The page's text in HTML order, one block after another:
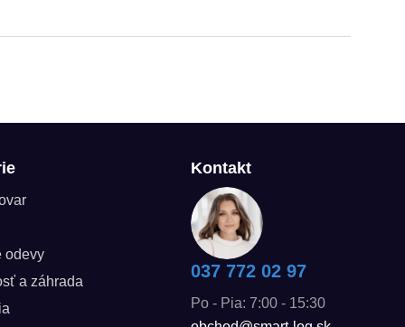
odevy
a záhrada
Kontakt
037 772 02 97
Po - Pia: 7:00 - 15:30